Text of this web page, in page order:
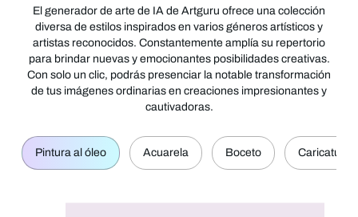
El generador de arte de IA de Artguru ofrece una colección
diversa de estilos inspirados en varios géneros artísticos y
artistas reconocidos. Constantemente amplía su repertorio
para brindar nuevas y emocionantes posibilidades creativas.
Con solo un clic, podrás presenciar la notable transformación
de tus imágenes ordinarias en creaciones impresionantes y
cautivadoras.
Pintura al óleo Acuarela Boceto Caricatura